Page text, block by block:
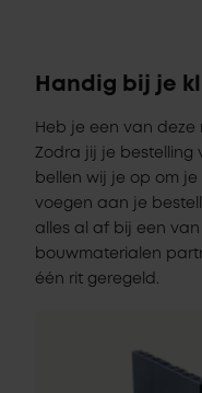
Handig bij je
Heb je een van
Zodra jij je bestelling
bellen wij je op om
voegen aan je
alles al af bij een
bouwmaterialen
één rit geregeld.